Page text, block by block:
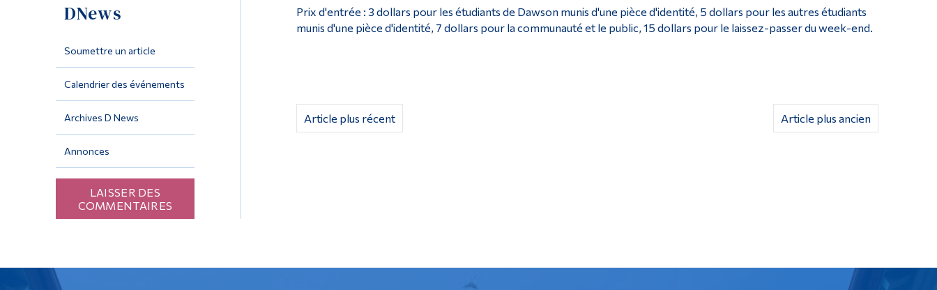
DNews
Soumettre un article
Calendrier des événements
Archives D News
Annonces
LAISSER DES
COMMENTAIRES
Prix d'entrée : 3 dollars pour les étudiants de Dawson munis d'une pièce d'identité, 5 dollars pour les autres étudiants
munis d'une pièce d'identité, 7 dollars pour la communauté et le public, 15 dollars pour le laissez-passer du week-end.
Article plus ancien
Article plus récent